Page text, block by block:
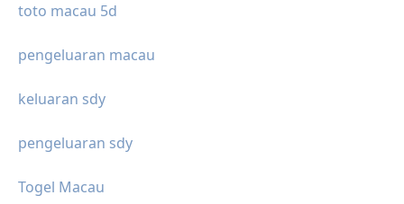
toto macau 5d
pengeluaran macau
keluaran sdy
pengeluaran sdy
Togel Macau